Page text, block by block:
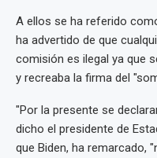
A ellos se ha referido
ha advertido de que
comisión es ilegal ya que
y recreaba la firma del
"Por la presente se
dicho el presidente de
que Biden, ha remarcado,